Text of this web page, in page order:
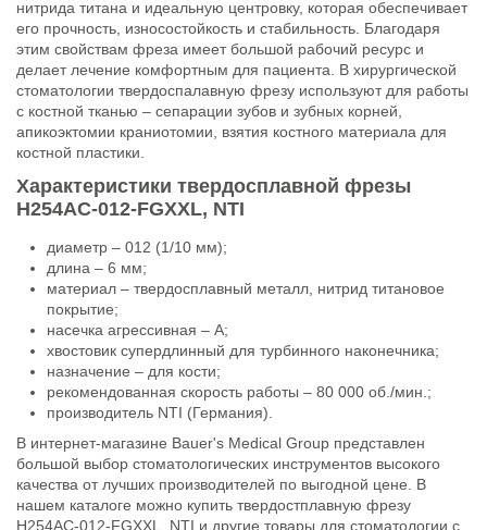
нитрида титана и идеальную центровку, которая обеспечивает
его прочность, износостойкость и стабильность. Благодаря
этим свойствам фреза имеет большой рабочий ресурс и
делает лечение комфортным для пациента. В хирургической
стоматологии твердоспалавную фрезу используют для работы
с костной тканью – сепарации зубов и зубных корней,
апикоэктомии краниотомии, взятия костного материала для
костной пластики.
Характеристики твердосплавной фрезы
H254AC-012-FGXXL, NTI
диаметр – 012 (1/10 мм);
длина – 6 мм;
материал – твердосплавный металл, нитрид титановое
покрытие;
насечка агрессивная – А;
хвостовик супердлинный для турбинного наконечника;
назначение – для кости;
рекомендованная скорость работы – 80 000 об./мин.;
производитель NTI (Германия).
В интернет-магазине Bauer's Medical Group представлен
большой выбор стоматологических инструментов высокого
качества от лучших производителей по выгодной цене. В
нашем каталоге можно купить твердостплавную фрезу
H254AC-012-FGXXL, NTI и другие товары для стоматологии с